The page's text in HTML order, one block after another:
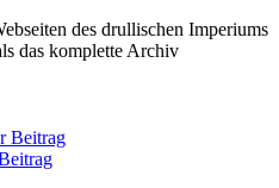
des drullischen Imperiums
das komplette Archiv
Beitrag